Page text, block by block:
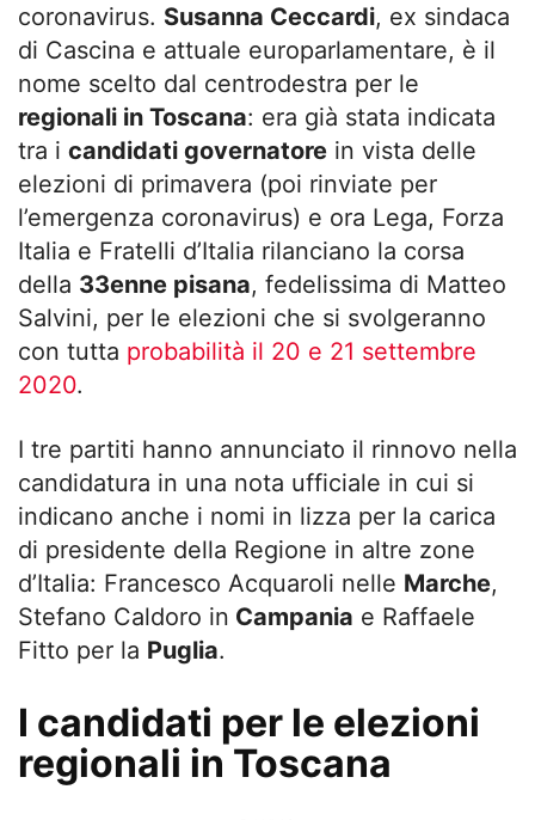
coronavirus. Susanna Ceccardi, ex sindaca
di Cascina e attuale europarlamentare, è il
nome scelto dal centrodestra per le
regionali in Toscana: era già stata indicata
tra i candidati governatore in vista delle
elezioni di primavera (poi rinviate per
l’emergenza coronavirus) e ora Lega, Forza
Italia e Fratelli d’Italia rilanciano la corsa
della 33enne pisana, fedelissima di Matteo
Salvini, per le elezioni che si svolgeranno
con tutta probabilità il 20 e 21 settembre
2020.
I tre partiti hanno annunciato il rinnovo nella
candidatura in una nota ufficiale in cui si
indicano anche i nomi in lizza per la carica
di presidente della Regione in altre zone
d’Italia: Francesco Acquaroli nelle Marche,
Stefano Caldoro in Campania e Raffaele
Fitto per la Puglia.
I candidati per le elezioni
regionali in Toscana